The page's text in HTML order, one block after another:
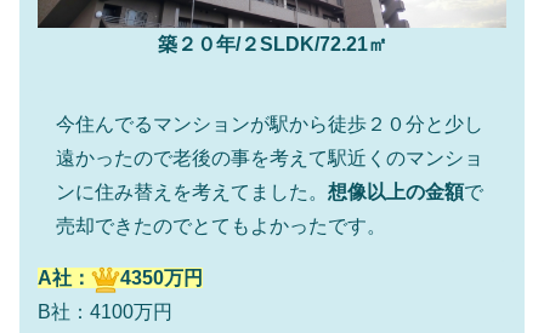
築２０年/２SLDK/72.21㎡
今住んでるマンションが駅から徒歩２０分と少し
遠かったので老後の事を考えて駅近くのマンショ
ンに住み替えを考えてました。 想像以上の金額で
売却できたのでとてもよかったです。
A社：
4350万円
B社：4100万円